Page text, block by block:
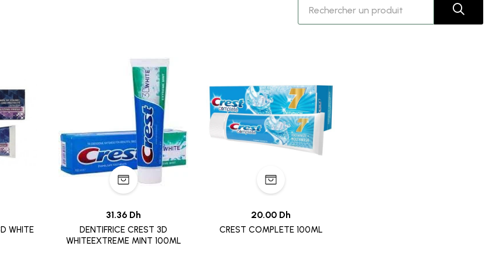
WHITE
31.36 Dh
DENTIFRICE CREST 3D
WHITEEXTREME MINT 100ML
20.00 Dh
CREST COMPLETE 100ML